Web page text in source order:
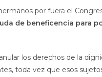
por fuera el
de beneficencia para
los derechos de la
toda vez que esos